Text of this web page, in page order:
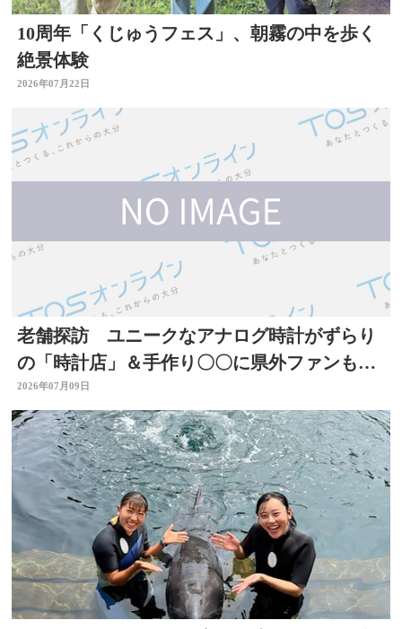
10周年「くじゅうフェス」、朝霧の中を歩く
絶景体験
2026年07月22日
老舗探訪 ユニークなアナログ時計がずらり
の「時計店」＆手作り〇〇に県外ファンもい
る「酒店」 大分
2026年07月09日